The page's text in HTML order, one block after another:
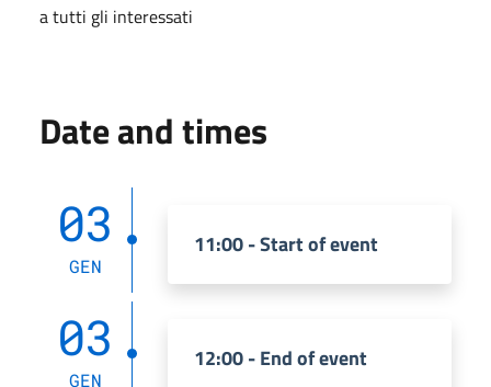
a tutti gli interessati
Date and times
03
GEN
11:00 - Start of event
03
GEN
12:00 - End of event